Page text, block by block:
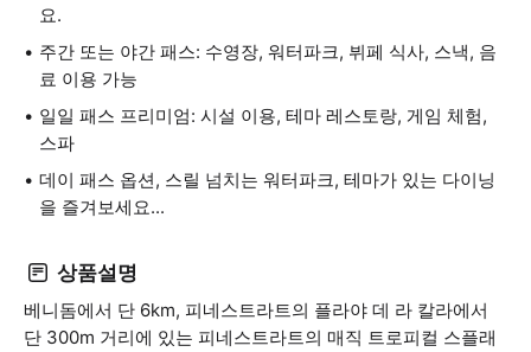
요.
주간 또는 야간 패스: 수영장, 워터파크, 뷔페 식사, 스낵, 음
료 이용 가능
일일 패스 프리미엄: 시설 이용, 테마 레스토랑, 게임 체험,
스파
데이 패스 옵션, 스릴 넘치는 워터파크, 테마가 있는 다이닝
을 즐겨보세요...
상품설명
베니돔에서 단 6km, 피네스트라트의 플라야 데 라 칼라에서
단 300m 거리에 있는 피네스트라트의 매직 트로피컬 스플래